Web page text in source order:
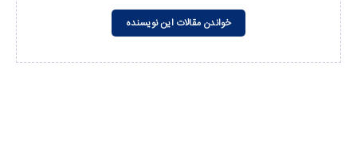
خواندن مقالات این نویسنده